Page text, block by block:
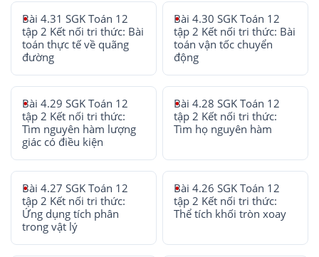
Bài 4.31 SGK Toán 12
tập 2 Kết nối tri thức: Bài
toán thực tế về quãng
đường
Bài 4.30 SGK Toán 12
tập 2 Kết nối tri thức: Bài
toán vận tốc chuyển
động
Bài 4.29 SGK Toán 12
tập 2 Kết nối tri thức:
Tìm nguyên hàm lượng
giác có điều kiện
Bài 4.28 SGK Toán 12
tập 2 Kết nối tri thức:
Tìm họ nguyên hàm
Bài 4.27 SGK Toán 12
tập 2 Kết nối tri thức:
Ứng dụng tích phân
trong vật lý
Bài 4.26 SGK Toán 12
tập 2 Kết nối tri thức:
Thể tích khối tròn xoay